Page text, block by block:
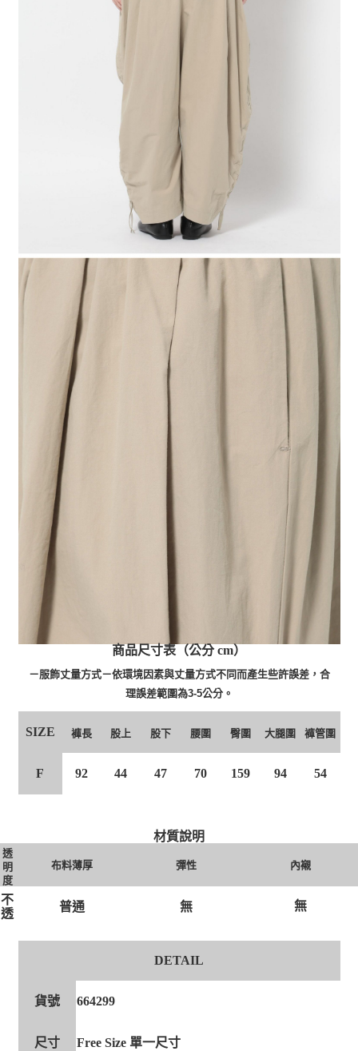
商品尺寸表（公分 cm）
－服飾丈量方式－依環境因素與丈量方式不同而產生些許誤差，合
理誤差範圍為3-5公分。
SIZE 褲長 股上 股下 腰圍 臀圍 大腿圍 褲管圍
F 92 44 47 70 159 94 54
材質說明
透
明
度
布料薄厚 彈性 內襯
不
透
普通 無 無
DETAIL
貨號 664299
尺寸 Free Size 單一尺寸